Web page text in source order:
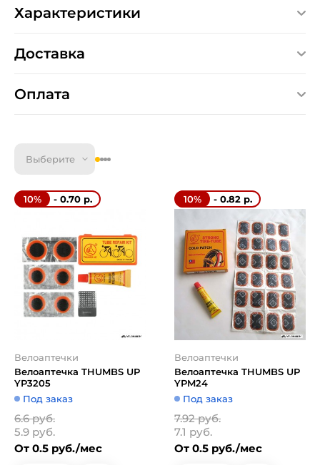
Характеристики
Доставка
Оплата
Выберите
10% - 0.70 р.
Велоаптечки
Велоаптечка THUMBS UP
YP3205
Под заказ
6.6 руб.
5.9 руб.
От 0.5 руб./мес
10% - 0.82 р.
Велоаптечки
Велоаптечка THUMBS UP
YPM24
Под заказ
7.92 руб.
7.1 руб.
От 0.5 руб./мес